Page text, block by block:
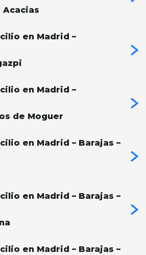
Acacias
en Madrid –
en Madrid –
de Moguer
en Madrid – Barajas –
en Madrid – Barajas –
en Madrid – Barajas –